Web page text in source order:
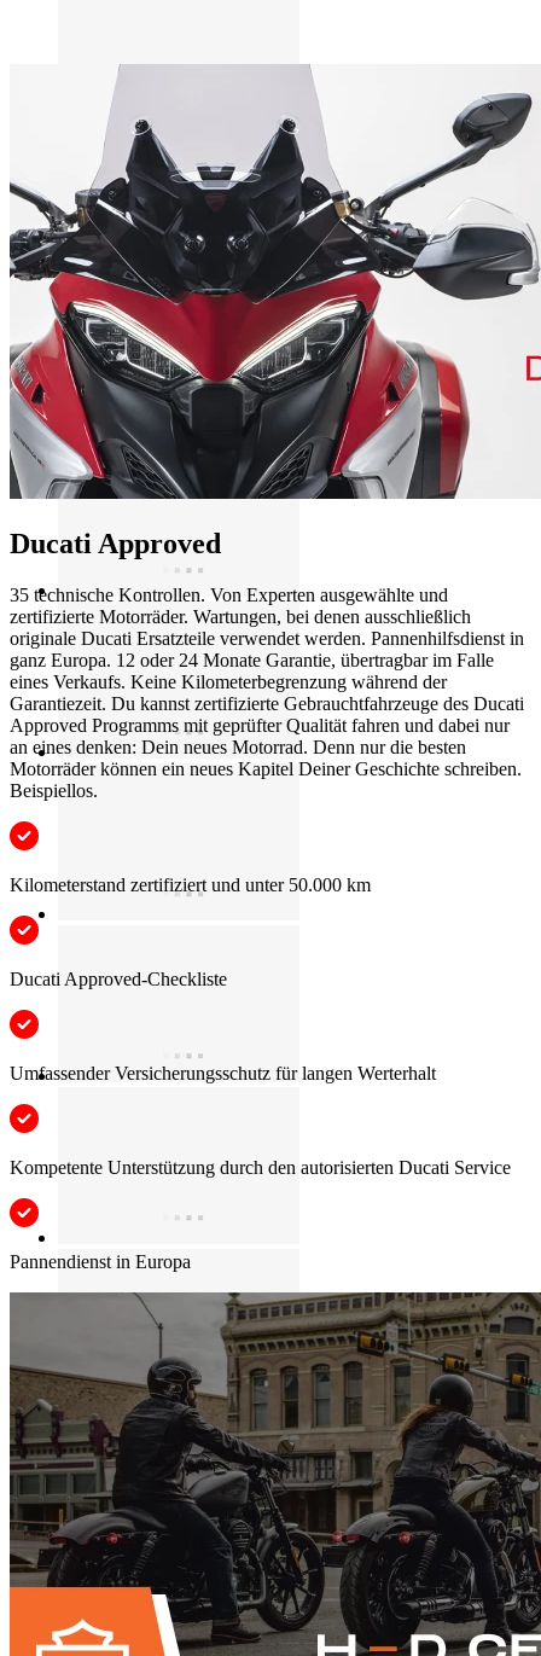
Ducati Approved
35 technische Kontrollen. Von Experten ausgewählte und
zertifizierte Motorräder. Wartungen, bei denen ausschließlich
originale Ducati Ersatzteile verwendet werden. Pannenhilfsdienst in
ganz Europa. 12 oder 24 Monate Garantie, übertragbar im Falle
eines Verkaufs. Keine Kilometerbegrenzung während der
Garantiezeit. Du kannst zertifizierte Gebrauchtfahrzeuge des Ducati
Approved Programms mit geprüfter Qualität fahren und dabei nur
an eines denken: Dein neues Motorrad. Denn nur die besten
Motorräder können ein neues Kapitel Deiner Geschichte schreiben.
Beispiellos.
Kilometerstand zertifiziert und unter 50.000 km
Ducati Approved-Checkliste
Umfassender Versicherungsschutz für langen Werterhalt
Kompetente Unterstützung durch den autorisierten Ducati Service
Pannendienst in Europa